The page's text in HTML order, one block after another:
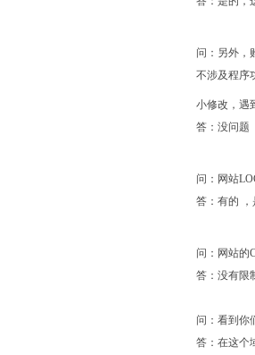
问：另外，
不涉及程序
小修改，遇
答：没问题
问：网站
答：有的 ，
问：网站的
答：没有限
问：看到你
答：在这个